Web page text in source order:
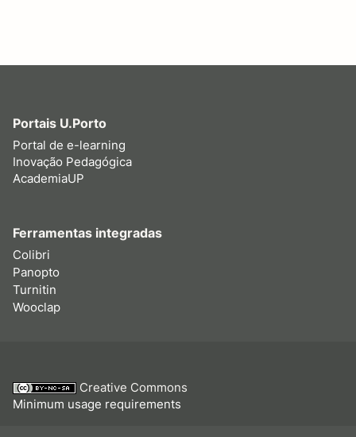
Portais U.Porto
Portal de e-learning
Inovação Pedagógica
AcademiaUP
Ferramentas integradas
Colibri
Panopto
Turnitin
Wooclap
Creative Commons
Minimum usage requirements